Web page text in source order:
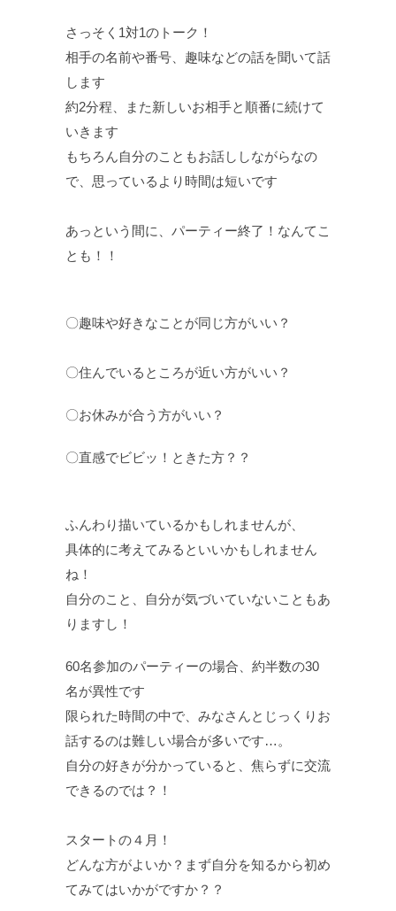
さっそく1対1のトーク！
相手の名前や番号、趣味などの話を聞いて話
します
約2分程、また新しいお相手と順番に続けて
いきます
もちろん自分のこともお話ししながらなの
で、思っているより時間は短いです
あっという間に、パーティー終了！なんてこ
とも！！
〇趣味や好きなことが同じ方がいい？
〇住んでいるところが近い方がいい？
〇お休みが合う方がいい？
〇直感でビビッ！ときた方？？
ふんわり描いているかもしれませんが、
具体的に考えてみるといいかもしれません
ね！
自分のこと、自分が気づいていないこともあ
りますし！
60名参加のパーティーの場合、約半数の30
名が異性です
限られた時間の中で、みなさんとじっくりお
話するのは難しい場合が多いです…。
自分の好きが分かっていると、焦らずに交流
できるのでは？！
スタートの４月！
どんな方がよいか？まず自分を知るから初め
てみてはいかがですか？？